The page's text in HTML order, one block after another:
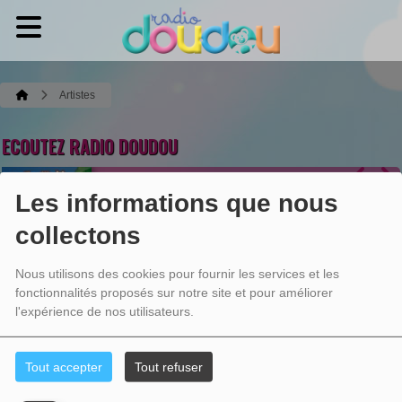
Les informations que nous
collectons
Nous utilisons des cookies pour fournir les services et les
fonctionnalités proposés sur notre site et pour améliorer
l'expérience de nos utilisateurs.
Tout accepter Tout refuser
Artistes
ECOUTEZ RADIO DOUDOU
La famille Maestro
Ecoutez maintenant
ARTISTES
Aucun résultat n’a été trouvé.